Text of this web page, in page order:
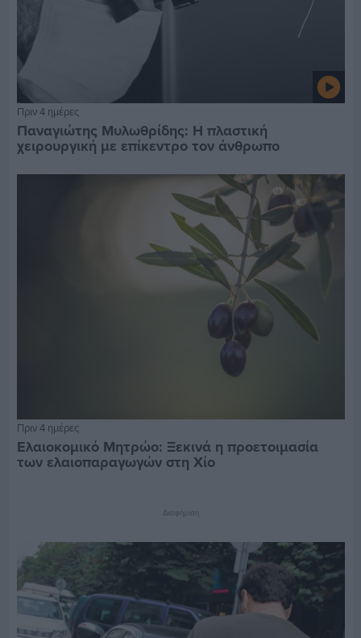
Πριν 4 ημέρες
Παναγιώτης Μυλωθρίδης: Η πλαστική
χειρουργική με επίκεντρο τον άνθρωπο
Πριν 4 ημέρες
Ελαιοκομικό Μητρώο: Ξεκινά η προετοιμασία
των ελαιοπαραγωγών στη Χίο
Διαφήμιση